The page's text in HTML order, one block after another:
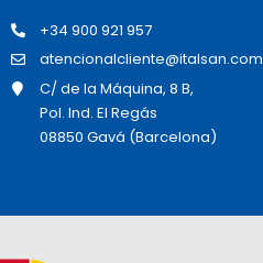
+34 900 921 957
atencionalcliente@italsan.com
C/ de la Máquina, 8 B,
Pol. Ind. El Regás
08850 Gavá (Barcelona)